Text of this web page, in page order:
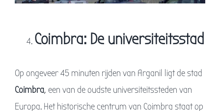
Coimbra: De universiteitsstad
Op ongeveer 45 minuten rijden van Arganil ligt de stad
Coimbra, een van de oudste universiteitssteden van
Europa. Het historische centrum van Coimbra staat op